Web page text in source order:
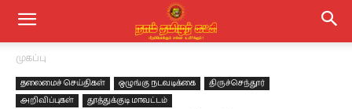
முகப்பு
தலைமைச் செய்திகள் ஒழுங்கு நடவடிக்கை
திருச்செந்தூர்
அறிவிப்புகள்
தூத்துக்குடி மாவட்டம்